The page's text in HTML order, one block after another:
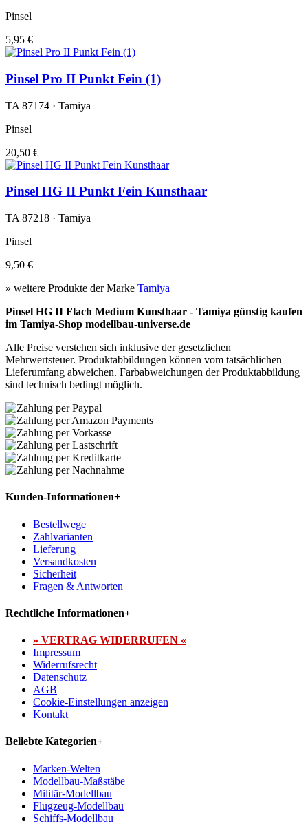
Pinsel
5,95 €
Pinsel Pro II Punkt Fein (1)
TA 87174 · Tamiya
Pinsel
20,50 €
Pinsel HG II Punkt Fein Kunsthaar
TA 87218 · Tamiya
Pinsel
9,50 €
» weitere Produkte der Marke Tamiya
Pinsel HG II Flach Medium Kunsthaar - Tamiya günstig kaufen
im Tamiya-Shop modellbau-universe.de
Alle Preise verstehen sich inklusive der gesetzlichen
Mehrwertsteuer. Produktabbildungen können vom tatsächlichen
Lieferumfang abweichen. Farbabweichungen der Produktabbildung
sind technisch bedingt möglich.
Kunden-Informationen+
Bestellwege
Zahlvarianten
Lieferung
Versandkosten
Sicherheit
Fragen & Antworten
Rechtliche Informationen+
» VERTRAG WIDERRUFEN «
Impressum
Widerrufsrecht
Datenschutz
AGB
Cookie-Einstellungen anzeigen
Kontakt
Beliebte Kategorien+
Marken-Welten
Modellbau-Maßstäbe
Militär-Modellbau
Flugzeug-Modellbau
Schiffs-Modellbau